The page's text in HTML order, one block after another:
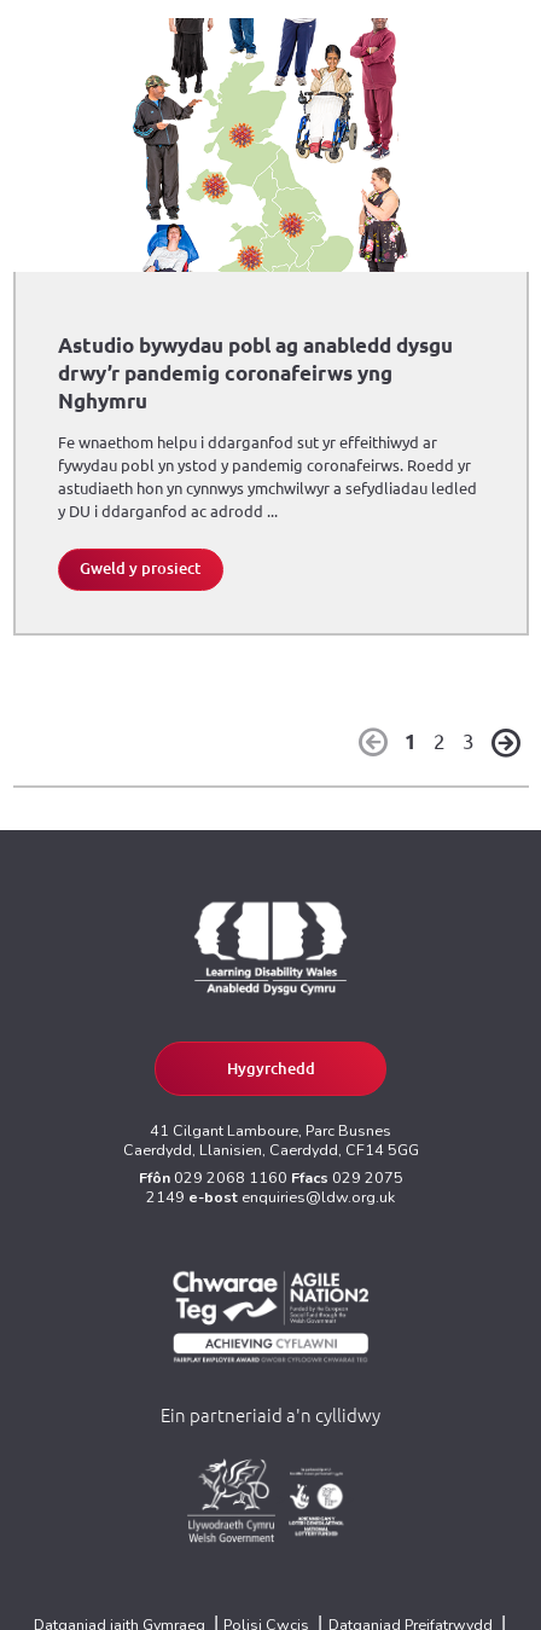
Astudio bywydau pobl ag anabledd dysgu
drwy’r pandemig coronafeirws yng
Nghymru
Fe wnaethom helpu i ddarganfod sut yr effeithiwyd ar
fywydau pobl yn ystod y pandemig coronafeirws. Roedd yr
astudiaeth hon yn cynnwys ymchwilwyr a sefydliadau ledled
y DU i ddarganfod ac adrodd ...
Gweld y prosiect
1 2 3
Hygyrchedd
41 Cilgant Lamboure, Parc Busnes
Caerdydd, Llanisien, Caerdydd, CF14 5GG
Ffôn 029 2068 1160 Ffacs 029 2075
2149 e-bost enquiries@ldw.org.uk
Ein partneriaid a'n cyllidwy
Datganiad iaith Gymraeg Polisi Cwcis Datganiad Preifatrwydd